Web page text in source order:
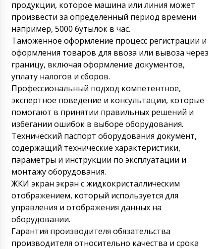
продукции, которое машина или линия может
произвести за определенный период времени
например, 5000 бутылок в час.
Таможенное оформление процесс регистрации и
оформления товаров для ввоза или вывоза через
границу, включая оформление документов,
уплату налогов и сборов.
Профессиональный подход компетентное,
экспертное поведение и консультации, которые
помогают в принятии правильных решений и
избегании ошибок в выборе оборудования.
Технический паспорт оборудования документ,
содержащий технические характеристики,
параметры и инструкции по эксплуатации и
монтажу оборудования.
ЖКИ экран экран с жидкокристаллическим
отображением, который используется для
управления и отображения данных на
оборудовании.
Гарантия производителя обязательства
производителя относительно качества и срока